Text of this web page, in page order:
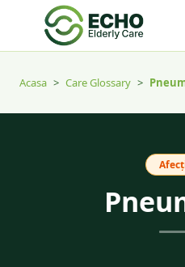
Acasa > Care Glossary >